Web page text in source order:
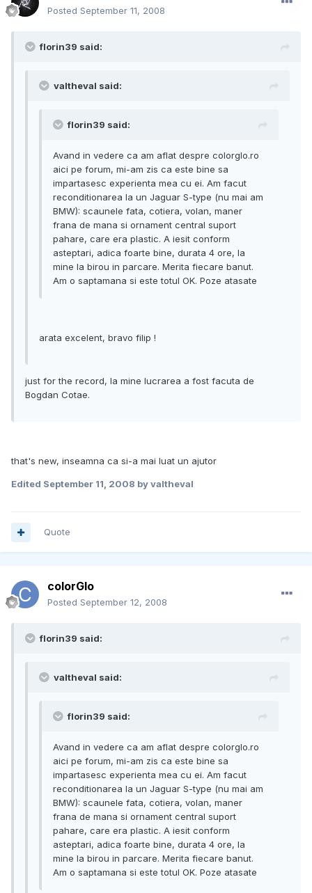
Posted September 11, 2008
florin39 said:
valtheval said:
florin39 said:
Avand in vedere ca am aflat despre colorglo.ro
aici pe forum, mi-am zis ca este bine sa
impartasesc experienta mea cu ei. Am facut
reconditionarea la un Jaguar S-type (nu mai am
BMW): scaunele fata, cotiera, volan, maner
frana de mana si ornament central suport
pahare, care era plastic. A iesit conform
asteptari, adica foarte bine, durata 4 ore, la
mine la birou in parcare. Merita fiecare banut.
Am o saptamana si este totul OK. Poze atasate
arata excelent, bravo filip !
just for the record, la mine lucrarea a fost facuta de
Bogdan Cotae.
that's new, inseamna ca si-a mai luat un ajutor
Edited September 11, 2008 by valtheval
Quote
colorGlo
Posted September 12, 2008
florin39 said:
valtheval said:
florin39 said:
Avand in vedere ca am aflat despre colorglo.ro
aici pe forum, mi-am zis ca este bine sa
impartasesc experienta mea cu ei. Am facut
reconditionarea la un Jaguar S-type (nu mai am
BMW): scaunele fata, cotiera, volan, maner
frana de mana si ornament central suport
pahare, care era plastic. A iesit conform
asteptari, adica foarte bine, durata 4 ore, la
mine la birou in parcare. Merita fiecare banut.
Am o saptamana si este totul OK. Poze atasate